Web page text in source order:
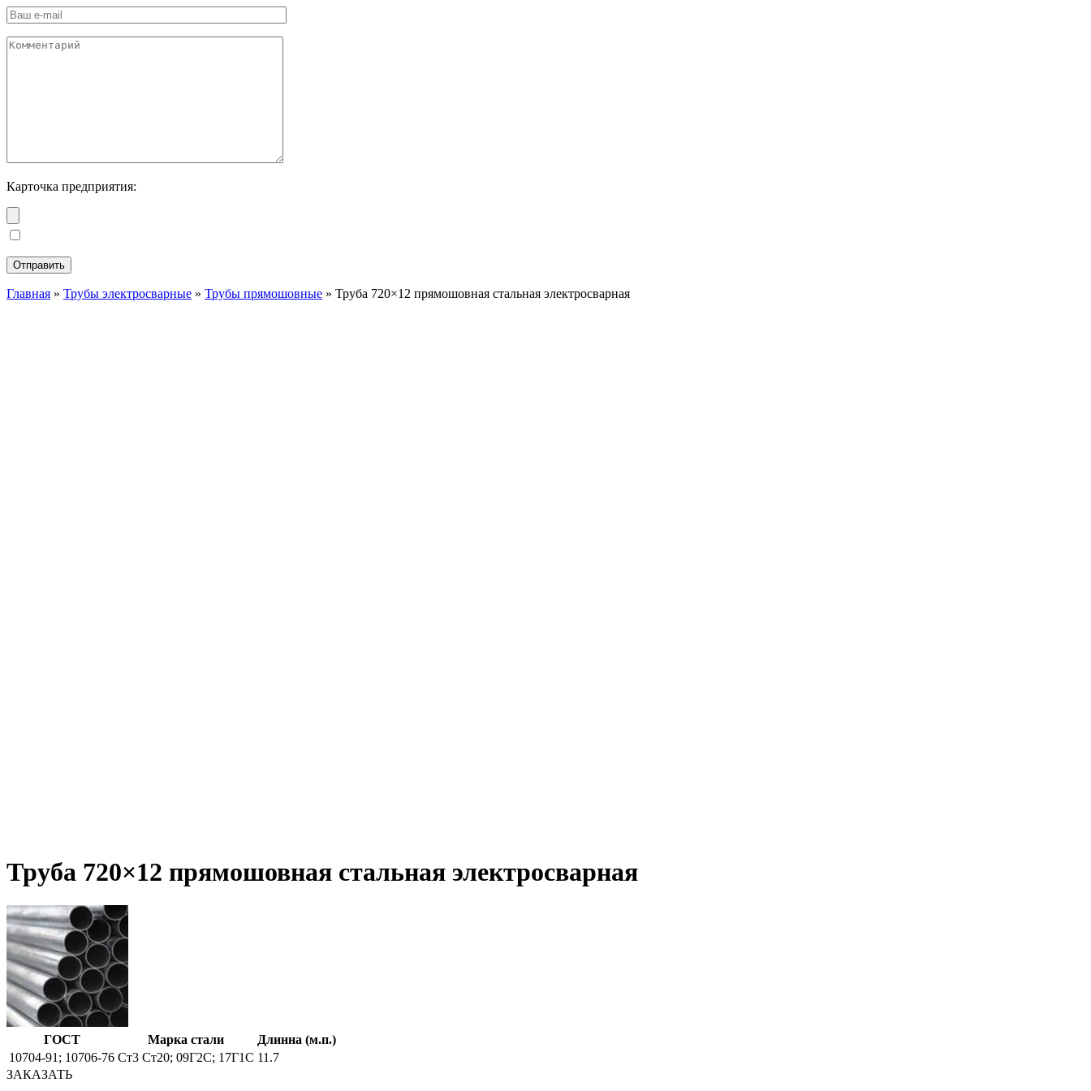
Карточка предприятия:
Главная » Трубы электросварные » Трубы прямошовные » Труба 720×12 прямошовная стальная электросварная
Труба 720×12 прямошовная стальная электросварная
ГОСТ Марка стали
Длинна (м.п.)
10704-91; 10706-76 Ст3 Ст20; 09Г2С; 17Г1С 11.7
ЗАКАЗАТЬ